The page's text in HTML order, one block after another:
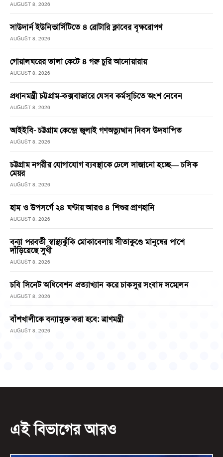
AUGUST 8, 2026
সাউদার্ন ইউনিভার্সিটিতে ৪ রোটারি ক্লাবের বৃক্ষরোপণ
AUGUST 8, 2026
গোয়ালঘরের তালা কেটে ৪ গরু চুরি আনোয়ারায়
AUGUST 8, 2026
প্রধানমন্ত্রী চট্টগ্রাম-কক্সবাজারে যেসব কর্মসূচিতে অংশ নেবেন
AUGUST 8, 2026
আইইবি- চট্টগ্রাম কেন্দ্রে জুলাই গণঅভ্যুত্থান দিবস উদযাপিত
AUGUST 8, 2026
চট্টগ্রাম নগরীর যোগাযোগ ব্যবস্থাকে ঢেলে সাজানো হচ্ছে— চসিক
মেয়র
AUGUST 8, 2026
হাম ও উপসর্গে ২৪ ঘণ্টায় আরও ৪ শিশুর প্রাণহানি
AUGUST 8, 2026
বন্যা পরবর্তী স্বাস্থ্যঝুঁকি মোকাবেলায় সীতাকুণ্ডে মানুষের পাশে
দাঁড়িয়েছে সুখী
AUGUST 8, 2026
চবি সিনেট অধিবেশন প্রত্যাখ্যান করে চাকসুর সংবাদ সম্মেলন
AUGUST 8, 2026
বাঁশখালীকে বন্যামুক্ত করা হবে: ত্রাণমন্ত্রী
AUGUST 8, 2026
এই বিভাগের আরও